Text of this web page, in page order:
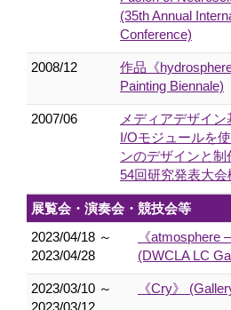
(35th Annual
Conference)
2008/12
作品《
Painting Biennale)
2007/06
メディアデザイ
I/Oモジュールを
ンのデザインと
54回研究発表大会
展覧会・演奏会・競技会等
2023/04/18 ～
2023/04/28
《atmosphere
(DWCLA LC
2023/03/10 ～
2023/03/12
《Cry》